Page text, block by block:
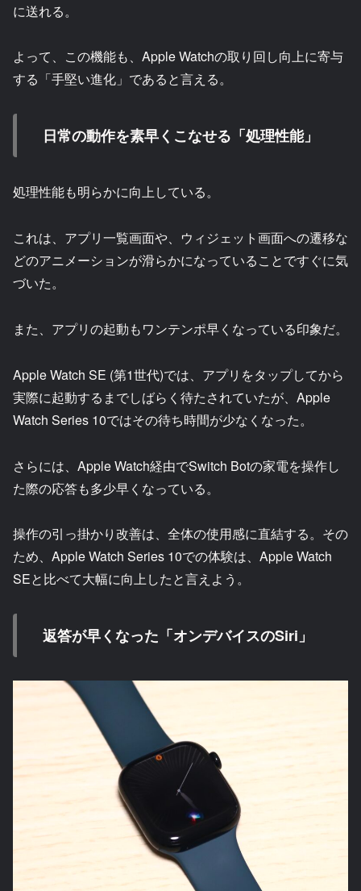
に送れる。
よって、この機能も、Apple Watchの取り回し向上に寄与
する「手堅い進化」であると言える。
日常の動作を素早くこなせる「処理性能」
処理性能も明らかに向上している。
これは、アプリ一覧画面や、ウィジェット画面への遷移な
どのアニメーションが滑らかになっていることですぐに気
づいた。
また、アプリの起動もワンテンポ早くなっている印象だ。
Apple Watch SE (第1世代)では、アプリをタップしてから
実際に起動するまでしばらく待たされていたが、Apple
Watch Series 10ではその待ち時間が少なくなった。
さらには、Apple Watch経由でSwitch Botの家電を操作し
た際の応答も多少早くなっている。
操作の引っ掛かり改善は、全体の使用感に直結する。その
ため、Apple Watch Series 10での体験は、Apple Watch
SEと比べて大幅に向上したと言えよう。
返答が早くなった「オンデバイスのSiri」